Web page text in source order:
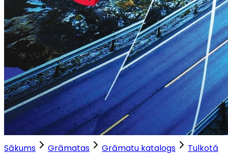
Sākums Grāmatas Grāmatu katalogs
Tulkotā